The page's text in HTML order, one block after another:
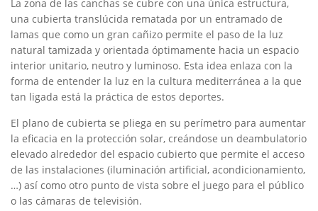
La zona de las canchas se cubre con una única estructura,
una cubierta translúcida rematada por un entramado de
lamas que como un gran cañizo permite el paso de la luz
natural tamizada y orientada óptimamente hacia un espacio
interior unitario, neutro y luminoso. Esta idea enlaza con la
forma de entender la luz en la cultura mediterránea a la que
tan ligada está la práctica de estos deportes.
El plano de cubierta se pliega en su perímetro para aumentar
la eficacia en la protección solar, creándose un deambulatorio
elevado alrededor del espacio cubierto que permite el acceso
de las instalaciones (iluminación artificial, acondicionamiento,
…) así como otro punto de vista sobre el juego para el público
o las cámaras de televisión.